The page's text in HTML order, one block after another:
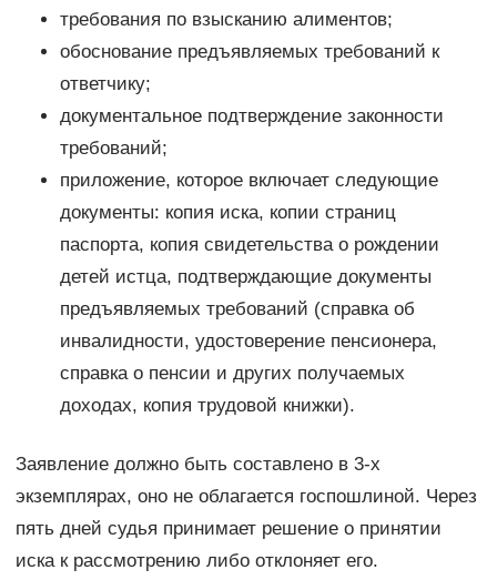
требования по взысканию алиментов;
обоснование предъявляемых требований к
ответчику;
документальное подтверждение законности
требований;
приложение, которое включает следующие
документы: копия иска, копии страниц
паспорта, копия свидетельства о рождении
детей истца, подтверждающие документы
предъявляемых требований (справка об
инвалидности, удостоверение пенсионера,
справка о пенсии и других получаемых
доходах, копия трудовой книжки).
Заявление должно быть составлено в 3-х
экземплярах, оно не облагается госпошлиной. Через
пять дней судья принимает решение о принятии
иска к рассмотрению либо отклоняет его.